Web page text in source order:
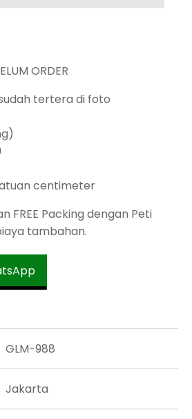
ORDER
tertera di foto
centimeter
FREE Packing dengan Peti
tambahan.
GLM-988
Jakarta